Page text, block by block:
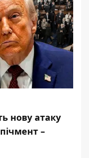
нову атаку
–